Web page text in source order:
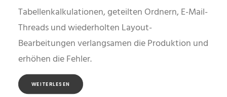
Tabellenkalkulationen, geteilten Ordnern, E-Mail-
Threads und wiederholten Layout-
Bearbeitungen verlangsamen die Produktion und
erhöhen die Fehler.
WEITERLESEN